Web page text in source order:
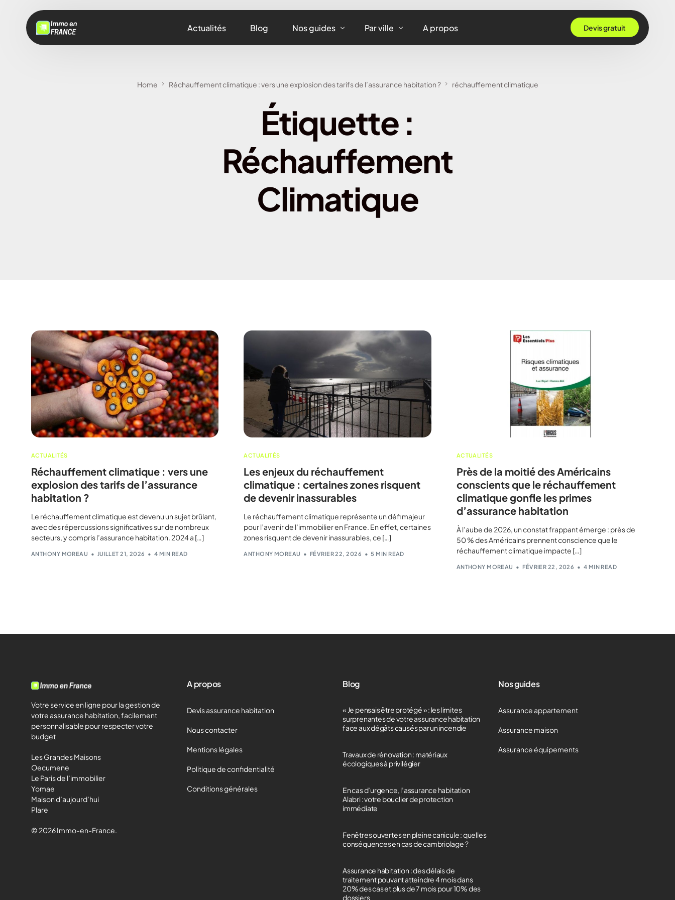
Actualités Blog Nos guides
Assurance équipements
Par ville
Assurance habitation Lille
Assurance habitation Bordeaux
Assurance habitation Montpellier
Assurance habitation Strasbourg
Assurance habitation Nice
A propos Devis gratuit
Home Réchauffement climatique : vers une explosion des tarifs de l’assurance habitation ? réchauffement climatique
Étiquette :
Réchauffement
Climatique
ACTUALITÉS
Réchauffement climatique : vers une
explosion des tarifs de l’assurance
habitation ?
Le réchauffement climatique est devenu un sujet brûlant,
avec des répercussions significatives sur de nombreux
secteurs, y compris l’assurance habitation. 2024 a […]
ANTHONY MOREAU JUILLET 21, 2026 4 MIN READ
ACTUALITÉS
Les enjeux du réchauffement
climatique : certaines zones risquent
de devenir inassurables
Le réchauffement climatique représente un défi majeur
pour l’avenir de l’immobilier en France. En effet, certaines
zones risquent de devenir inassurables, ce […]
ANTHONY MOREAU FÉVRIER 22, 2026 5 MIN READ
ACTUALITÉS
Près de la moitié des Américains
conscients que le réchauffement
climatique gonfle les primes
d’assurance habitation
À l’aube de 2026, un constat frappant émerge : près de
50 % des Américains prennent conscience que le
réchauffement climatique impacte […]
ANTHONY MOREAU FÉVRIER 22, 2026 4 MIN READ
Votre service en ligne pour la gestion de
votre assurance habitation, facilement
personnalisable pour respecter votre
budget
Les Grandes Maisons
Oecumene
Le Paris de l’immobilier
Yomae
Maison d’aujourd’hui
Plare
© 2026 Immo-en-France.
A propos
Devis assurance habitation
Nous contacter
Mentions légales
Politique de confidentialité
Conditions générales
Blog
« Je pensais être protégé » : les limites
surprenantes de votre assurance habitation
face aux dégâts causés par un incendie
Travaux de rénovation : matériaux
écologiques à privilégier
En cas d’urgence, l’assurance habitation
Alabri : votre bouclier de protection
immédiate
Fenêtres ouvertes en pleine canicule : quelles
conséquences en cas de cambriolage ?
Assurance habitation : des délais de
traitement pouvant atteindre 4 mois dans
20% des cas et plus de 7 mois pour 10% des
dossiers
Nos guides
Assurance appartement
Assurance maison
Assurance équipements